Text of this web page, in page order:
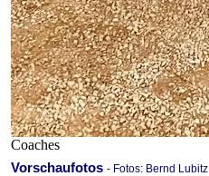
Coaches
Vorschaufotos - Fotos: Bernd Lubitz